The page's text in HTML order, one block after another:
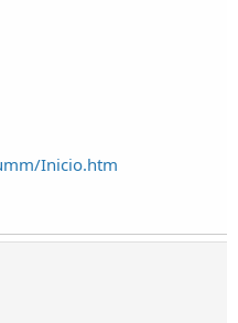
Inicio.htm